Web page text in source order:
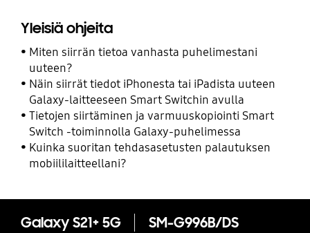
Yleisiä ohjeita
Miten siirrän tietoa vanhasta puhelimestani
uuteen?
Näin siirrät tiedot iPhonesta tai iPadista uuteen
Galaxy-laitteeseen Smart Switchin avulla
Tietojen siirtäminen ja varmuuskopiointi Smart
Switch -toiminnolla Galaxy-puhelimessa
Kuinka suoritan tehdasasetusten palautuksen
mobiililaitteellani?
Galaxy S21+ 5G SM-G996B/DS